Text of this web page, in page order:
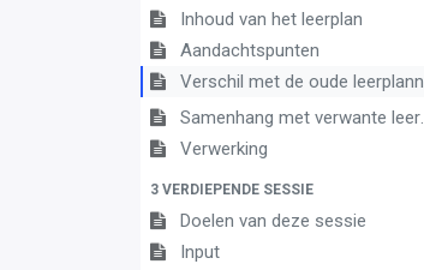
Inhoud van het leerplan
Aandachtspunten
Verschil met de oude leerplannen
Samenhang met verwante leerplannen
Verwerking
3 VERDIEPENDE SESSIE
Doelen van deze sessie
Input